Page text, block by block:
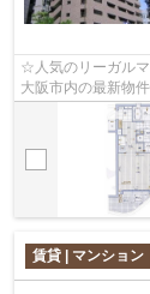
☆人気のリーガル
大阪市内の最新物
HEP前店だからで
賃貸 | マンション